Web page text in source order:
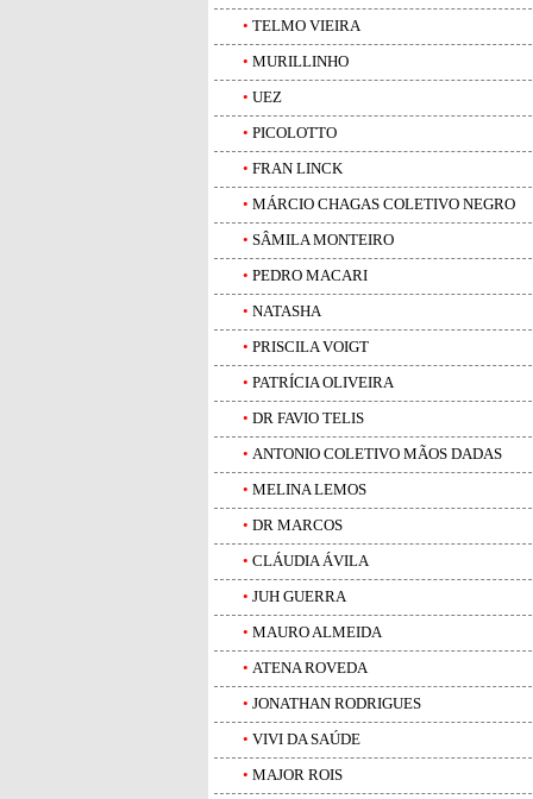
• TELMO VIEIRA
• MURILLINHO
• UEZ
• PICOLOTTO
• FRAN LINCK
• MÁRCIO CHAGAS COLETIVO NEGRO
• SÂMILA MONTEIRO
• PEDRO MACARI
• NATASHA
• PRISCILA VOIGT
• PATRÍCIA OLIVEIRA
• DR FAVIO TELIS
• ANTONIO COLETIVO MÃOS DADAS
• MELINA LEMOS
• DR MARCOS
• CLÁUDIA ÁVILA
• JUH GUERRA
• MAURO ALMEIDA
• ATENA ROVEDA
• JONATHAN RODRIGUES
• VIVI DA SAÚDE
• MAJOR ROIS